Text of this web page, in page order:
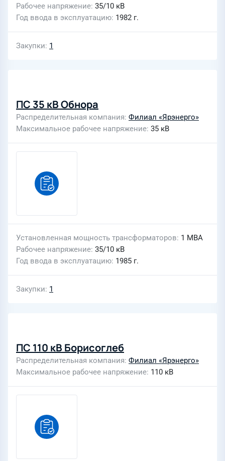
Рабочее напряжение 35/10 кВ
Год ввода в эксплуатацию 1982 г.
Закупки 1
ПС 35 кВ Обнора
Распределительная компания Филиал «Ярэнерго»
Максимальное рабочее напряжение 35 кВ
Установленная мощность трансформаторов 1 МВА
Рабочее напряжение 35/10 кВ
Год ввода в эксплуатацию 1985 г.
Закупки 1
ПС 110 кВ Борисоглеб
Распределительная компания Филиал «Ярэнерго»
Максимальное рабочее напряжение 110 кВ